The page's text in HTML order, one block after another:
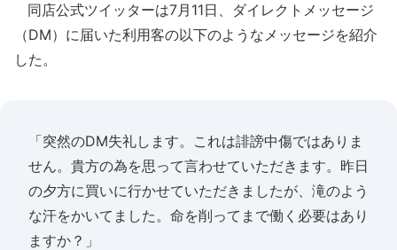
同店公式ツイッターは7月11日、ダイレクトメッセージ
（DM）に届いた利用客の以下のようなメッセージを紹介
した。
「突然のDM失礼します。これは誹謗中傷ではありま
せん。貴方の為を思って言わせていただきます。昨日
の夕方に買いに行かせていただきましたが、滝のよう
な汗をかいてました。命を削ってまで働く必要はあり
ますか？」